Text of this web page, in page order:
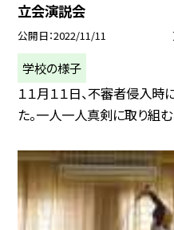
立会演説会
公開日 2022/11/11
学校の様子
１１月１１日、不審者侵入
た。一人一人真剣に取り組